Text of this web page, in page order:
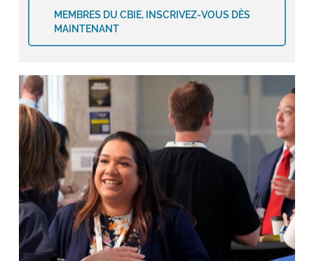
MEMBRES DU CBIE, INSCRIVEZ-VOUS DÈS
MAINTENANT